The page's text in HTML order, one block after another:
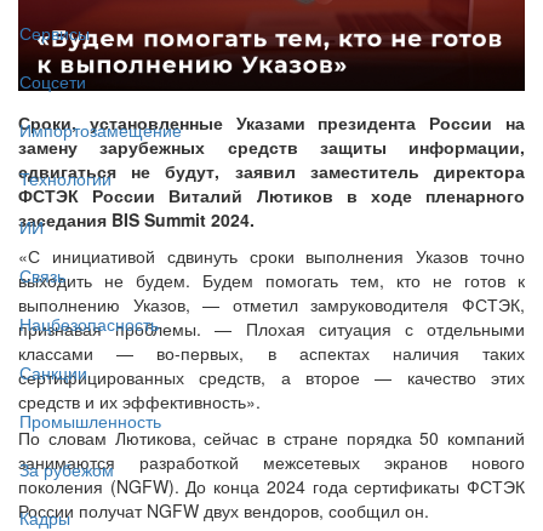
Сервисы
Соцсети
Импортозамещение
Технологии
ИИ
Связь
Нацбезопасность
Санкции
Промышленность
За рубежом
Кадры
Сроки, установленные Указами президента России на
замену зарубежных средств защиты информации,
сдвигаться не будут, заявил заместитель директора
ФСТЭК России Виталий Лютиков в ходе пленарного
заседания BIS Summit 2024.
«С инициативой сдвинуть сроки выполнения Указов точно
выходить не будем. Будем помогать тем, кто не готов к
выполнению Указов, — отметил замруководителя ФСТЭК,
признавая проблемы. — Плохая ситуация с отдельными
классами — во-первых, в аспектах наличия таких
сертифицированных средств, а второе — качество этих
средств и их эффективность».
По словам Лютикова, сейчас в стране порядка 50 компаний
занимаются разработкой межсетевых экранов нового
поколения (NGFW). До конца 2024 года сертификаты ФСТЭК
России получат NGFW двух вендоров, сообщил он.